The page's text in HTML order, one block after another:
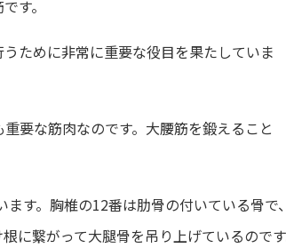
す。
ために非常に重要な役目を果たしていま
要な筋肉なのです。大腰筋を鍛えること
す。胸椎の12番は肋骨の付いている骨で、
に繋がって大腿骨を吊り上げているのです